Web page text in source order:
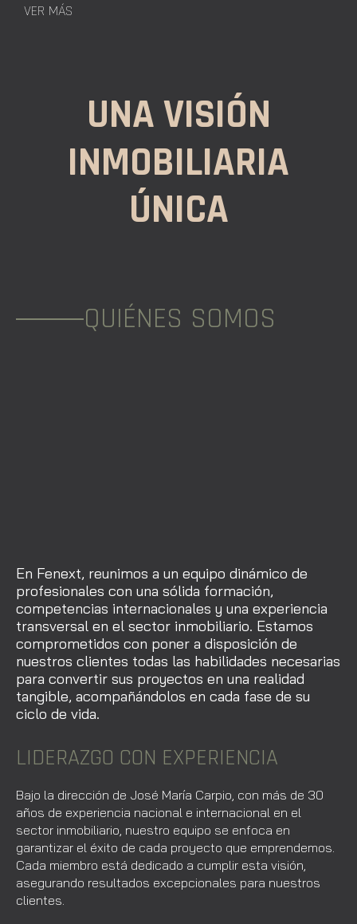
VER MÁS
UNA VISIÓN
INMOBILIARIA
ÚNICA
QUIÉNES SOMOS
En Fenext, reunimos a un equipo dinámico de
profesionales con una sólida formación,
competencias internacionales y una experiencia
transversal en el sector inmobiliario. Estamos
comprometidos con poner a disposición de
nuestros clientes todas las habilidades necesarias
para convertir sus proyectos en una realidad
tangible, acompañándolos en cada fase de su
ciclo de vida.
LIDERAZGO CON EXPERIENCIA
Bajo la dirección de José María Carpio, con más de 30
años de experiencia nacional e internacional en el
sector inmobiliario, nuestro equipo se enfoca en
garantizar el éxito de cada proyecto que emprendemos.
Cada miembro está dedicado a cumplir esta visión,
asegurando resultados excepcionales para nuestros
clientes.